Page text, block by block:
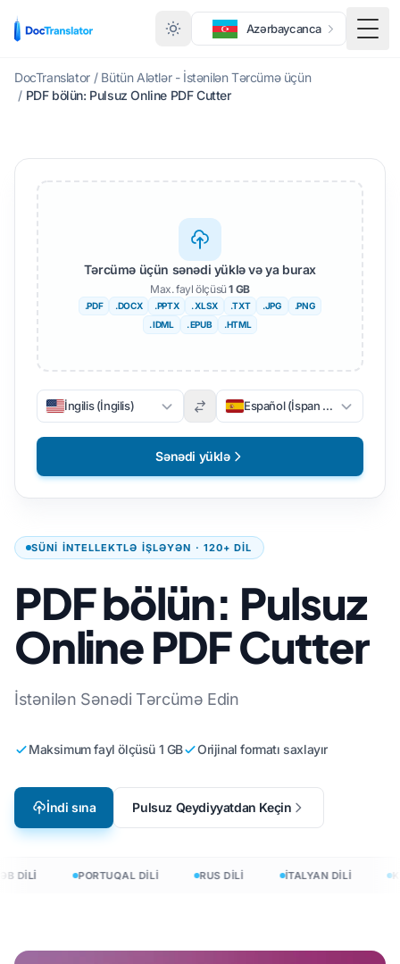
Azərbaycanca
DocTranslator / Bütün Alətlər - İstənilən Tərcümə üçün
/ PDF bölün: Pulsuz Online PDF Cutter
SÜNI INTELLEKTLƏ IŞLƏYƏN · 120+ DIL
PDF bölün: Pulsuz
Online PDF Cutter
İstənilən Sənədi Tərcümə Edin
Maksimum fayl ölçüsü 1 GB Orijinal formatı saxlayır
İndi sına Pulsuz Qeydiyyatdan Keçin
Tərcümə üçün sənədi yüklə və ya burax
Max. fayl ölçüsü1 GB
.PDF .DOCX .PPTX . XLSX .TXT .JPG
.PNG
. IDML
. EPUB .HTML
İngilis (İngilis) Español (İspan dili)
Sənədi yüklə
DİLİ PORTUQAL DİLİ RUS DİLİ İTALYAN DİLİ